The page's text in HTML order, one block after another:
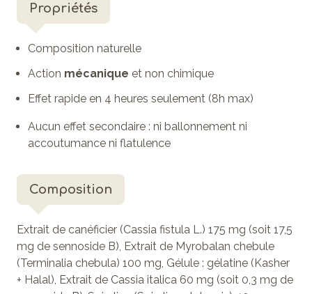
Propriétés
Composition naturelle
Action mécanique et non chimique
Effet rapide en 4 heures seulement (8h max)
Aucun effet secondaire : ni ballonnement ni
accoutumance ni flatulence
Composition
Extrait de canéficier (Cassia fistula L.) 175 mg (soit 17,5
mg de sennoside B), Extrait de Myrobalan chebule
(Terminalia chebula) 100 mg, Gélule : gélatine (Kasher
+ Halal), Extrait de Cassia italica 60 mg (soit 0,3 mg de